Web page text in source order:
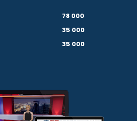
78 000
35 000
35 000